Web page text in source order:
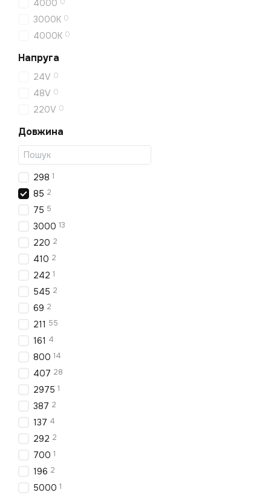
4000
3000K 0
4000K 0
Напруга
24V 0
48V 0
220V 0
Довжина
298 1
85 2
75 5
3000 13
220 2
410 2
242 1
545 2
69 2
211 55
161 4
800 14
407 28
2975 1
387 2
137 4
292 2
700 1
196 2
5000 1